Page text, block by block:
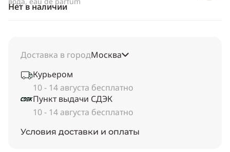
Нет в наличии
Доставка в городМосква
Курьером
10 - 14 августа бесплатно
Пункт выдачи СДЭК
10 - 14 августа бесплатно
Условия доставки и оплаты